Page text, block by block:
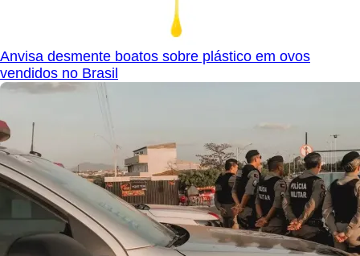
Anvisa desmente boatos sobre plástico em ovos
vendidos no Brasil